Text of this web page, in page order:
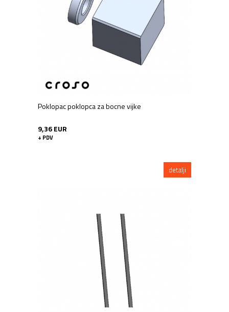
Poklopac poklopca za bocne vijke
9,36 EUR
+ PDV
detalji